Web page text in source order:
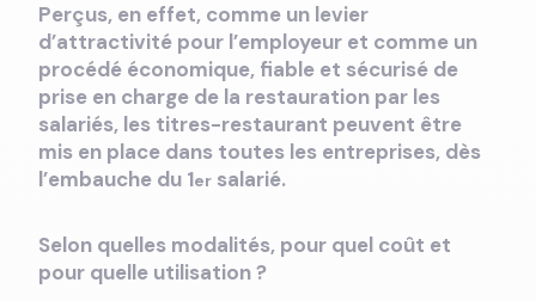
Perçus, en effet, comme un levier
d’attractivité pour l’employeur et comme un
procédé économique, fiable et sécurisé de
prise en charge de la restauration par les
salariés, les titres-restaurant peuvent être
mis en place dans toutes les entreprises, dès
l’embauche du 1er salarié.
Selon quelles modalités, pour quel coût et
pour quelle utilisation ?